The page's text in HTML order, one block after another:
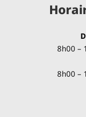
8h00 –
8h00 –